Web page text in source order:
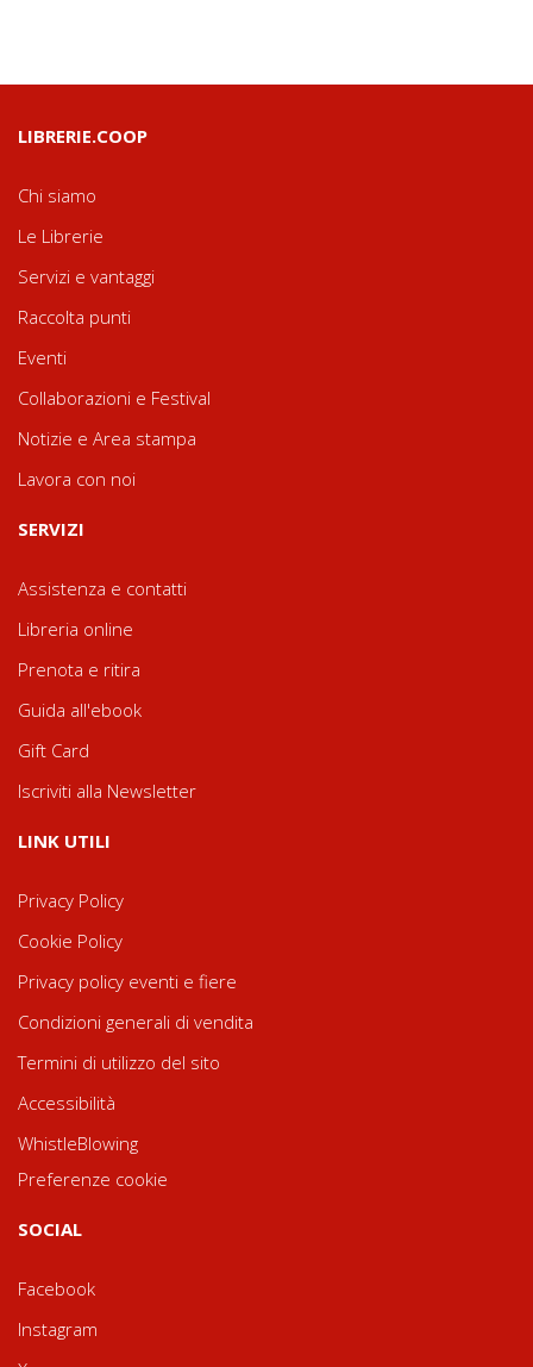
LIBRERIE.COOP
Chi siamo
Le Librerie
Servizi e vantaggi
Raccolta punti
Eventi
Collaborazioni e Festival
Notizie e Area stampa
Lavora con noi
SERVIZI
Assistenza e contatti
Libreria online
Prenota e ritira
Guida all'ebook
Gift Card
Iscriviti alla Newsletter
LINK UTILI
Privacy Policy
Cookie Policy
Privacy policy eventi e fiere
Condizioni generali di vendita
Termini di utilizzo del sito
Accessibilità
WhistleBlowing
Preferenze cookie
SOCIAL
Facebook
Instagram